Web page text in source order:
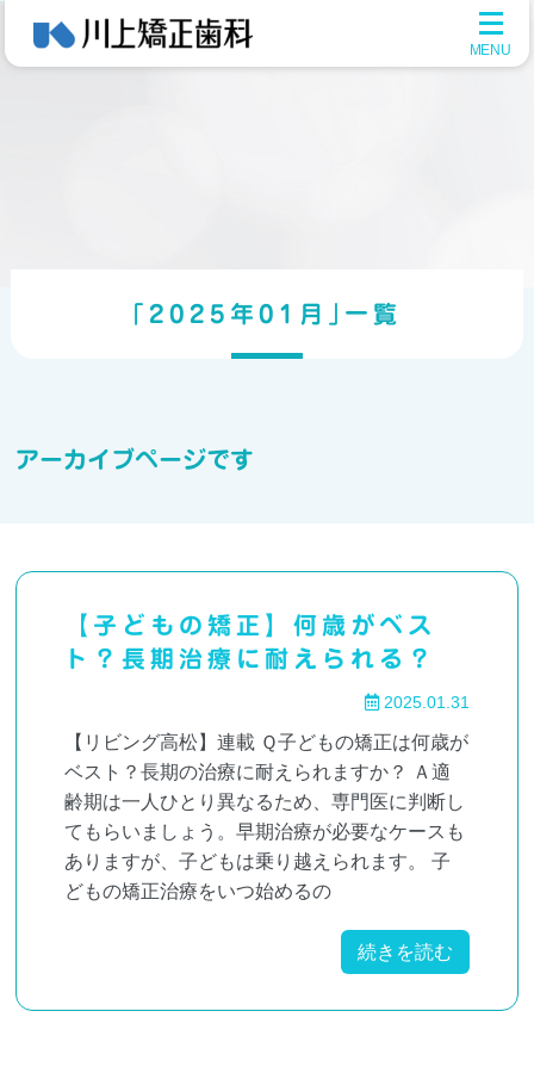
ニ
｢2025年01月｣一覧
アーカイブページです
【子どもの矯正】何歳がベス
ト？長期治療に耐えられる？
2025.01.31
【リビング高松】連載 Ｑ子どもの矯正は何歳が
ベスト？長期の治療に耐えられますか？ Ａ適
齢期は一人ひとり異なるため、専門医に判断し
てもらいましょう。早期治療が必要なケースも
ありますが、子どもは乗り越えられます。 子
どもの矯正治療をいつ始めるの
続きを読む